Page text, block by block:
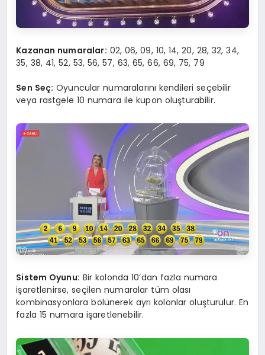
Kazanan numaralar: 02, 06, 09, 10, 14, 20, 28, 32, 34,
35, 38, 41, 52, 53, 56, 57, 63, 65, 66, 69, 75, 79
Sen Seç: Oyuncular numaralarını kendileri seçebilir
veya rastgele 10 numara ile kupon oluşturabilir.
Sistem Oyunu: Bir kolonda 10’dan fazla numara
işaretlenirse, seçilen numaralar tüm olası
kombinasyonlara bölünerek ayrı kolonlar oluşturulur. En
fazla 15 numara işaretlenebilir.